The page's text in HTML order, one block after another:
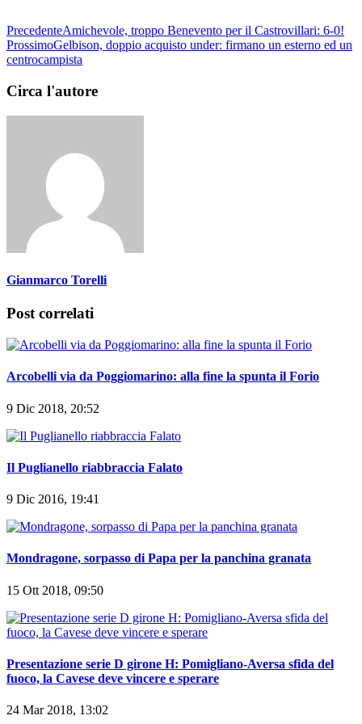
PrecedenteAmichevole, troppo Benevento per il Castrovillari: 6-0!
ProssimoGelbison, doppio acquisto under: firmano un esterno ed un
centrocampista
Circa l'autore
Gianmarco Torelli
Post correlati
Arcobelli via da Poggiomarino: alla fine la spunta il Forio
9 Dic 2018, 20:52
Il Puglianello riabbraccia Falato
9 Dic 2016, 19:41
Mondragone, sorpasso di Papa per la panchina granata
15 Ott 2018, 09:50
Presentazione serie D girone H: Pomigliano-Aversa sfida del
fuoco, la Cavese deve vincere e sperare
24 Mar 2018, 13:02